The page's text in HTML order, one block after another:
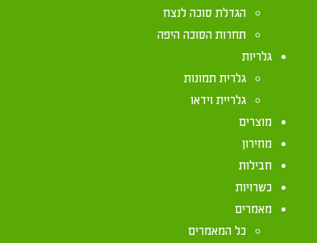
הגדלת סוכה לנצח
תחרות הסוכה היפה
גלריות
גלרית תמונות
גלריית וידאו
מוצרים
מחירון
חבילות
כשרויות
מאמרים
כל המאמרים
כתב הש"ע (סימן תרלט ס"ד) שהמתפלל,
הכנסת, שכן בשאר ימות השנה מניח ביתו
לכתחילה, אפילו אם יש לו מנין בסוכה.